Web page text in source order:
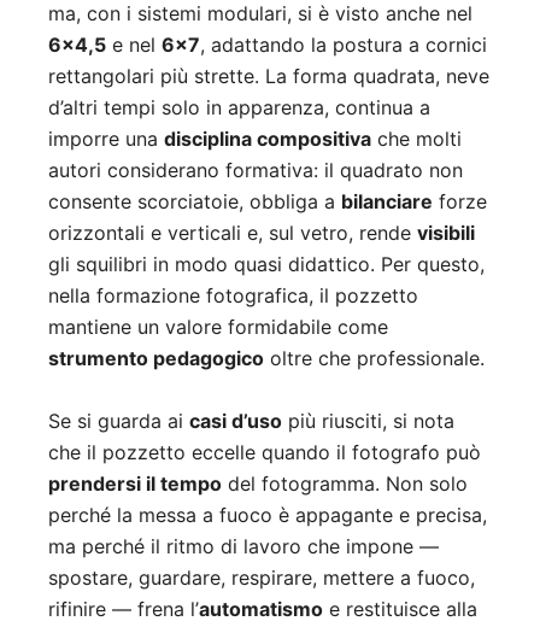
ma, con i sistemi modulari, si è visto anche nel
6×4,5 e nel 6×7, adattando la postura a cornici
rettangolari più strette. La forma quadrata, neve
d’altri tempi solo in apparenza, continua a
imporre una disciplina compositiva che molti
autori considerano formativa: il quadrato non
consente scorciatoie, obbliga a bilanciare forze
orizzontali e verticali e, sul vetro, rende visibili
gli squilibri in modo quasi didattico. Per questo,
nella formazione fotografica, il pozzetto
mantiene un valore formidabile come
strumento pedagogico oltre che professionale.
Se si guarda ai casi d’uso più riusciti, si nota
che il pozzetto eccelle quando il fotografo può
prendersi il tempo del fotogramma. Non solo
perché la messa a fuoco è appagante e precisa,
ma perché il ritmo di lavoro che impone —
spostare, guardare, respirare, mettere a fuoco,
rifinire — frena l’automatismo e restituisce alla